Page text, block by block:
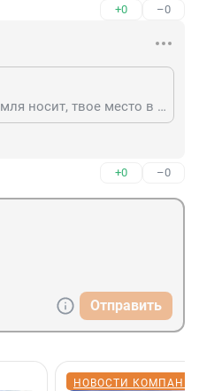
+0 –0
хосподи, и таких еще земля носит, твое место в палате, что ты тут забыло?
+0 –0
Отправить
НОВОСТИ